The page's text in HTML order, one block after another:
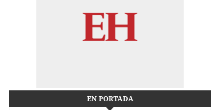
EN PORTADA